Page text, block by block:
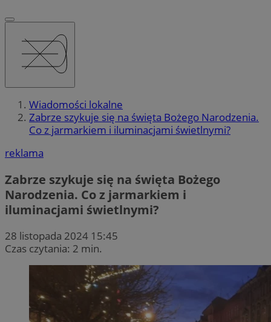
Wiadomości lokalne
Zabrze szykuje się na święta Bożego Narodzenia.
Co z jarmarkiem i iluminacjami świetlnymi?
reklama
Zabrze szykuje się na święta Bożego
Narodzenia. Co z jarmarkiem i
iluminacjami świetlnymi?
28 listopada 2024 15:45
Czas czytania: 2 min.